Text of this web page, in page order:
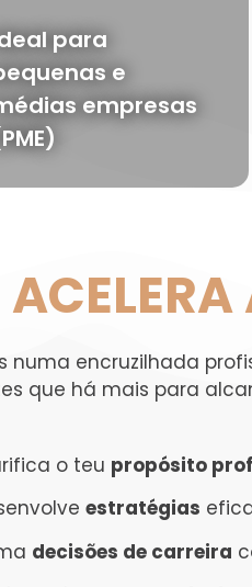
para
e
empresas
numa encruzilhada
que há mais para
o teu propósito
estratégias
decisões de carreira